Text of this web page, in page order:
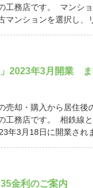
工務店です。 マンシ
マンションを選択し、
」2023年3月開業
売却・購入から居住後
工務店です。 相鉄線
年3月18日に開業され
金利のご案内